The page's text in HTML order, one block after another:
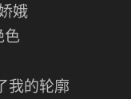
娥
色
我的轮廓